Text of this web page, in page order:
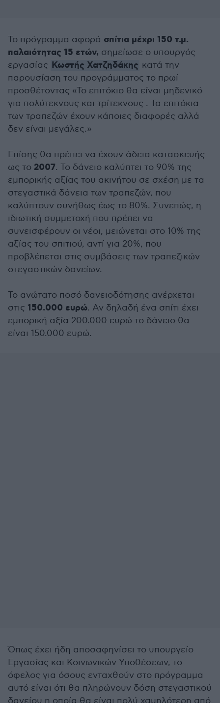
Το πρόγραμμα αφορά σπίτια μέχρι 150 τ.μ.
παλαιότητας 15 ετών, σημείωσε ο υπουργός
εργασίας Κωστής Χατζηδάκης κατά την
παρουσίαση του προγράμματος το πρωί
προσθέτοντας «Το επιτόκιο θα είναι μηδενικό
για πολύτεκνους και τρίτεκνους . Τα επιτόκια
των τραπεζών έχουν κάποιες διαφορές αλλά
δεν είναι μεγάλες.»
Επίσης θα πρέπει να έχουν άδεια κατασκευής
ως το 2007. Το δάνειο καλύπτει το 90% της
εμπορικής αξίας του ακινήτου σε σχέση με τα
στεγαστικά δάνεια των τραπεζών, που
καλύπτουν συνήθως έως το 80%. Συνεπώς, η
ιδιωτική συμμετοχή που πρέπει να
συνεισφέρουν οι νέοι, μειώνεται στο 10% της
αξίας του σπιτιού, αντί για 20%, που
προβλέπεται στις συμβάσεις των τραπεζικών
στεγαστικών δανείων.
Το ανώτατο ποσό δανειοδότησης ανέρχεται
στις 150.000 ευρώ. Αν δηλαδή ένα σπίτι έχει
εμπορική αξία 200.000 ευρώ το δάνειο θα
είναι 150.000 ευρώ.
Όπως έχει ήδη αποσαφηνίσει το υπουργείο
Εργασίας και Κοινωνικών Υποθέσεων, το
όφελος για όσους ενταχθούν στο πρόγραμμα
αυτό είναι ότι θα πληρώνουν δόση στεγαστικού
δανείου η οποία θα είναι πολύ χαμηλότερη από